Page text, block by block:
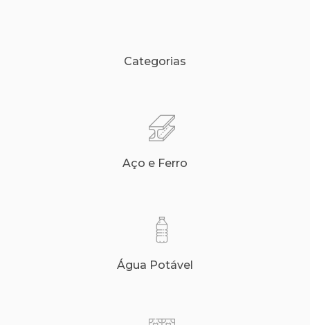
Categorias
Aço e Ferro
Água Potável